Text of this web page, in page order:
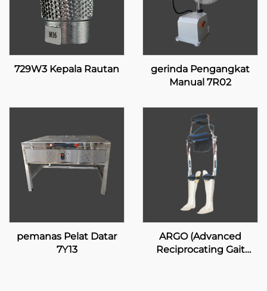
729W3 Kepala Rautan
gerinda Pengangkat
Manual 7R02
pemanas Pelat Datar
7Y13
ARGO (Advanced
Reciprocating Gait